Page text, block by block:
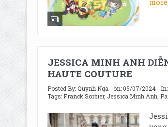
JESSICA MINH ANH
HAUTE COUTURE
Posted By:Quynh Nga on:05/07/2024 In:
Tags: Franck Sorbier, Jessica Minh Anh